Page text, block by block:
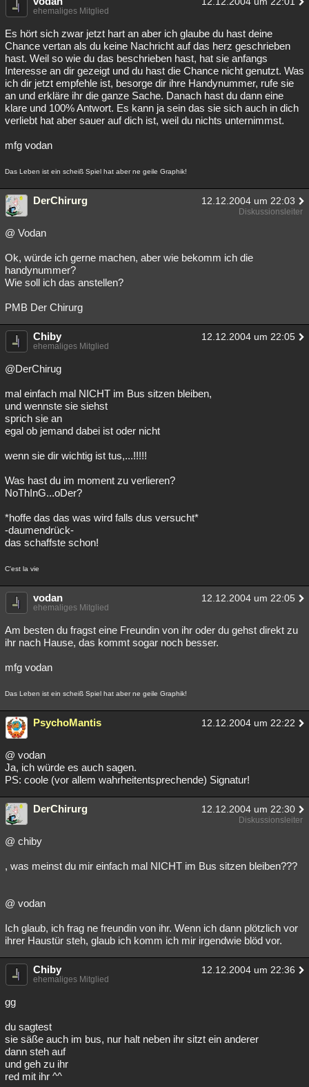
ehemaliges Mitglied
Es hört sich zwar jetzt hart an aber ich glaube du hast deine
Chance vertan als du keine Nachricht auf das herz geschrieben
hast. Weil so wie du das beschrieben hast, hat sie anfangs
Interesse an dir gezeigt und du hast die Chance nicht genutzt. Was
ich dir jetzt empfehle ist, besorge dir ihre Handynummer, rufe sie
an und erkläre ihr die ganze Sache. Danach hast du dann eine
klare und 100% Antwort. Es kann ja sein das sie sich auch in dich
verliebt hat aber sauer auf dich ist, weil du nichts unternimmst.
mfg vodan
Das Leben ist ein scheiß Spiel hat aber ne geile Graphik!
DerChirurg 12.12.2004 um 22:03
Diskussionsleiter
@ Vodan
Ok, würde ich gerne machen, aber wie bekomm ich die
handynummer?
Wie soll ich das anstellen?
PMB Der Chirurg
Chiby 12.12.2004 um 22:05
ehemaliges Mitglied
@DerChirug
mal einfach mal NICHT im Bus sitzen bleiben,
und wennste sie siehst
sprich sie an
egal ob jemand dabei ist oder nicht
wenn sie dir wichtig ist tus,...!!!!!
Was hast du im moment zu verlieren?
NoThInG...oDer?
*hoffe das das was wird falls dus versucht*
-daumendrück-
das schaffste schon!
C'est la vie
vodan 12.12.2004 um 22:05
ehemaliges Mitglied
Am besten du fragst eine Freundin von ihr oder du gehst direkt zu
ihr nach Hause, das kommt sogar noch besser.
mfg vodan
Das Leben ist ein scheiß Spiel hat aber ne geile Graphik!
PsychoMantis 12.12.2004 um 22:22
@ vodan
Ja, ich würde es auch sagen.
PS: coole (vor allem wahrheitentsprechende) Signatur!
DerChirurg 12.12.2004 um 22:30
Diskussionsleiter
@ chiby
, was meinst du mir einfach mal NICHT im Bus sitzen bleiben???
@ vodan
Ich glaub, ich frag ne freundin von ihr. Wenn ich dann plötzlich vor
ihrer Haustür steh, glaub ich komm ich mir irgendwie blöd vor.
Chiby 12.12.2004 um 22:36
ehemaliges Mitglied
gg
du sagtest
sie säße auch im bus, nur halt neben ihr sitzt ein anderer
dann steh auf
und geh zu ihr
red mit ihr ^^